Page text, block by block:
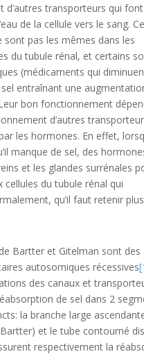
d’autres transporteurs qui font
de la cellule vers le sang.
pas les mêmes dans les
du tubule rénal, et certains
(médicaments qui
entraînant une
bon fonctionnement
d’autres
les hormones. En effet,
manque de sel, des
et les glandes surrénales
cellules du tubule rénal qui
qu’il faut retenir
Bartter et Gitelman sont des
autosomiques récessives
des canaux et
de sel dans 2
la branche large
et le tube contourné
respectivement la